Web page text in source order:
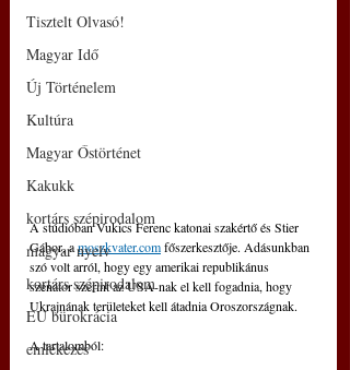
Tisztelt Olvasó!
Magyar Idő
Új Történelem
Kultúra
Magyar Őstörténet
Kakukk
kortárs szépirodalom
magyar nyelv
kortárs szépirodalom
EU bürokrácia
emlékezés
A stúdióban Vukics Ferenc katonai szakértő és Stier
Gábor, a moszkvater.com főszerkesztője. Adásunkban
szó volt arról, hogy egy amerikai republikánus
szenátor szerint az USA-nak el kell fogadnia, hogy
Ukrajnának területeket kell átadnia Oroszországnak.
A tartalomból: